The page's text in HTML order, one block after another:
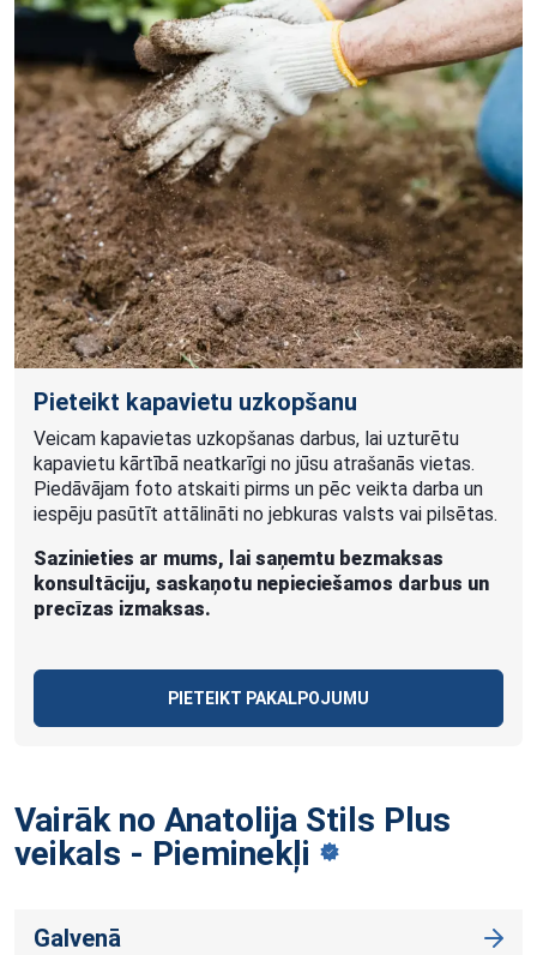
Pieteikt kapavietu uzkopšanu
Veicam kapavietas uzkopšanas darbus, lai uzturētu
kapavietu kārtībā neatkarīgi no jūsu atrašanās vietas.
Piedāvājam foto atskaiti pirms un pēc veikta darba un
iespēju pasūtīt attālināti no jebkuras valsts vai pilsētas.
Sazinieties ar mums, lai saņemtu bezmaksas
konsultāciju, saskaņotu nepieciešamos darbus un
precīzas izmaksas.
PIETEIKT PAKALPOJUMU
Vairāk no Anatolija Stils Plus
veikals - Pieminekļi
Galvenā